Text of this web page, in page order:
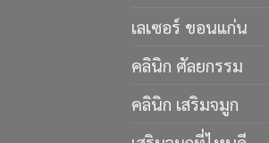
เลเซอร์ ขอนแก่น
คลินิก ศัลยกรรม
คลินิก เสริมจมูก